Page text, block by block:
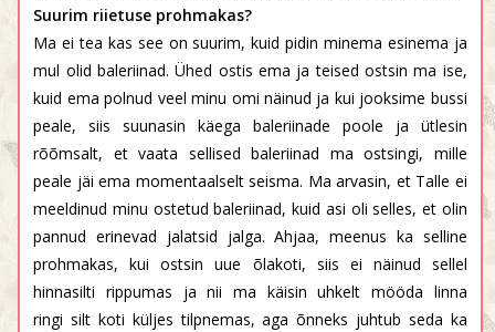
Suurim riietuse prohmakas?
Ma ei tea kas see on suurim, kuid pidin minema esinema ja
mul olid baleriinad. Ühed ostis ema ja teised ostsin ma ise,
kuid ema polnud veel minu omi näinud ja kui jooksime bussi
peale, siis suunasin käega baleriinade poole ja ütlesin
rõõmsalt, et vaata sellised baleriinad ma ostsingi, mille
peale jäi ema momentaalselt seisma. Ma arvasin, et Talle ei
meeldinud minu ostetud baleriinad, kuid asi oli selles, et olin
pannud erinevad jalatsid jalga. Ahjaa, meenus ka selline
prohmakas, kui ostsin uue õlakoti, siis ei näinud sellel
hinnasilti rippumas ja nii ma käisin uhkelt mööda linna
ringi silt koti küljes tilpnemas, aga õnneks juhtub seda ka